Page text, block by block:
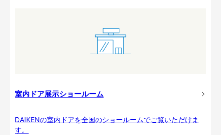
室内ドア展示ショールーム
DAIKENの室内ドアを全国のショールームでご覧いただけま
す。